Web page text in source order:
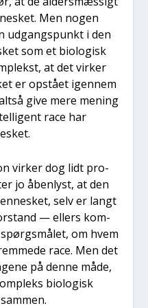
Men nogen
udgangs­punkt i den
som et bio­lo­gisk
at det vir­ker
er opstå­et igen­nem
give mere mening
race har
vir­ker dog lidt pro­
jo åben­lyst, at den
selv er langt
— ellers kom­
om hvem
race. Men det
på den­ne måde,
bio­lo­gisk